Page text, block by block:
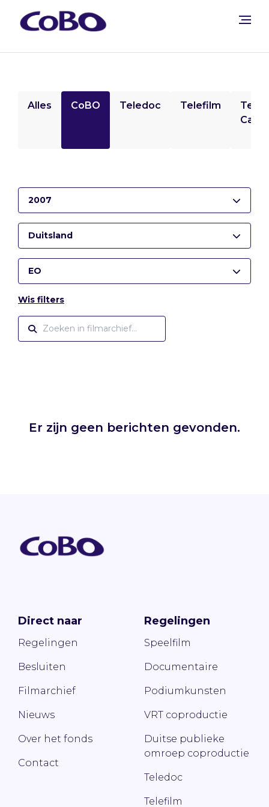
Alles CoBO Teledoc Telefilm
2007
Duitsland
EO
Wis filters
Er zijn geen berichten gevonden.
Direct naar
Regelingen
Besluiten
Filmarchief
Nieuws
Over het fonds
Contact
Regelingen
Speelfilm
Documentaire
Podiumkunsten
VRT coproductie
Duitse publieke
omroep coproductie
Teledoc
Telefilm